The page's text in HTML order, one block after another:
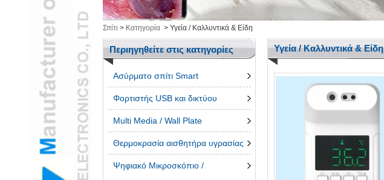
Τηλέφωνο AccessroiesL
Σπίτι > Κατηγορία > Υγεία / Καλλυντικά & Είδη
Περιηγηθείτε στις κατηγορίες
Ασύρματο σπίτι Smart
Φορτιστής USB και δικτύου
Multi Media / Wall Plate
Θερμοκρασία αισθητήρα υγρασίας
Ψηφιακό Μικροσκόπιο /
Υγεία / Καλλυντικά & Είδη